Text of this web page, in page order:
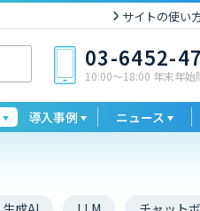
サイトの使い
03-6452-
10:00〜18:00 年末年始
導入事例 ニュース